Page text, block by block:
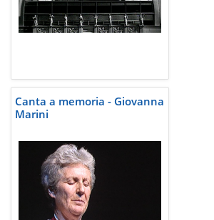
Canta a memoria - Giovanna
Marini